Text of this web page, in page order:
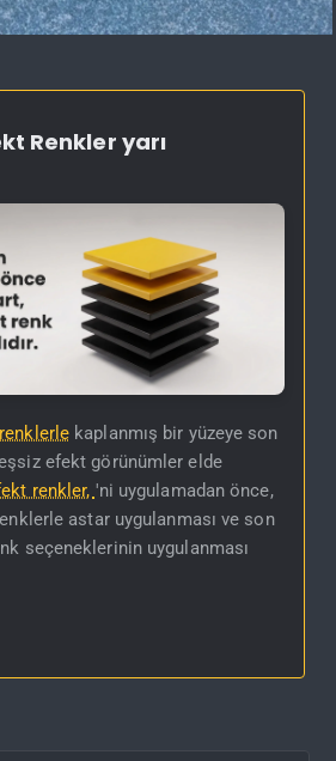
Renkler yarı
kaplanmış bir yüzeye son
efekt görünümler elde
renkler, 'ni uygulamadan önce,
astar uygulanması ve son
seçeneklerinin uygulanması